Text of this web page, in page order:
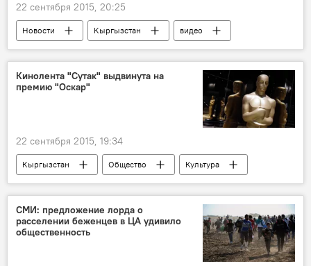
22 сентября 2015, 20:25
Новости Кыргызстан
видео
Общество
Бишкек
Нью-Йорк
Ефим Якир
школа
математика
Кинолента "Сутак" выдвинута на
премию "Оскар"
22 сентября 2015, 19:34
Кыргызстан Общество
Культура
Мирлан Абдыкалыков
Алтынай Койчуманова
Отечественный фильм "Сутак" на международных кинофестивалях
СМИ: предложение лорда о
расселении беженцев в ЦА удивило
общественность